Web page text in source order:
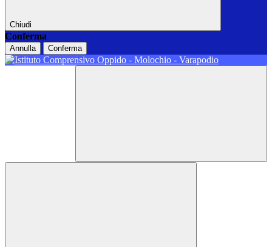
Chiudi
Conferma
Annulla Conferma